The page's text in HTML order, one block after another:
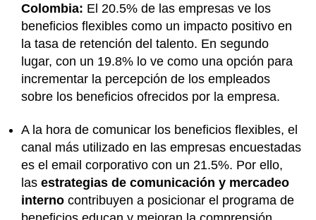
Colombia: El 20.5% de las empresas ve los
beneficios flexibles como un impacto positivo en
la tasa de retención del talento. En segundo
lugar, con un 19.8% lo ve como una opción para
incrementar la percepción de los empleados
sobre los beneficios ofrecidos por la empresa.
A la hora de comunicar los beneficios flexibles, el
canal más utilizado en las empresas encuestadas
es el email corporativo con un 21.5%. Por ello,
las estrategias de comunicación y mercadeo
interno contribuyen a posicionar el programa de